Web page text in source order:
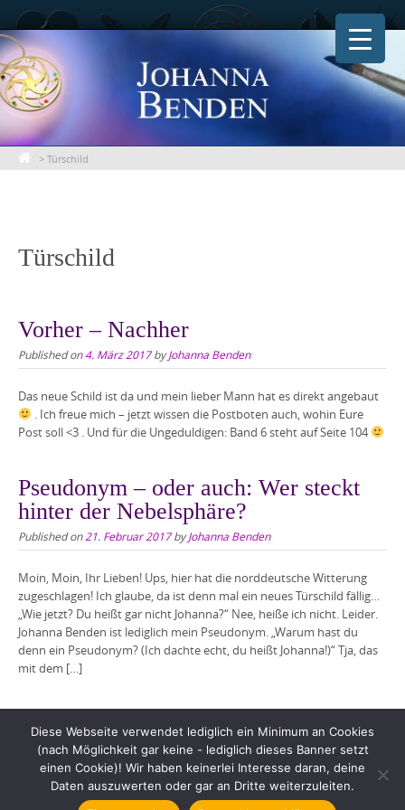
Skip
to
content
> Türschild
Türschild
Vorher – Nachher
Published on4. März 2017byJohanna Benden
Das neue Schild ist da und mein lieber Mann hat es direkt angebaut
. Ich freue mich – jetzt wissen die Postboten auch, wohin Eure
Post soll <3 . Und für die Ungeduldigen: Band 6 steht auf Seite 104
Pseudonym – oder auch: Wer steckt
hinter der Nebelsphäre?
Published on21. Februar 2017byJohanna Benden
Moin, Moin, Ihr Lieben! Ups, hier hat die norddeutsche Witterung
zugeschlagen! Ich glaube, da ist denn mal ein neues Türschild fällig…
„Wie jetzt? Du heißt gar nicht Johanna?“ Nee, heiße ich nicht. Leider.
Johanna Benden ist lediglich mein Pseudonym. „Warum hast du
denn ein Pseudonym? (Ich dachte echt, du heißt Johanna!)“ Tja, das
mit dem […]
Copyright © 2026 Johanna Benden. All rights reserved.
Diese Webseite verwendet lediglich ein Minimum an Cookies
(nach Möglichkeit gar keine - lediglich dieses Banner setzt
einen Cookie)! Wir haben keinerlei Interesse daran, deine
Daten auszuwerten oder gar an Dritte weiterzuleiten.